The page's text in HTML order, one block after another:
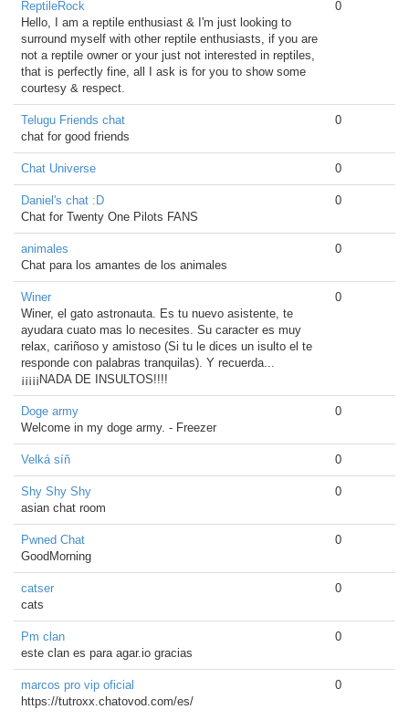
ReptileRock
Hello, I am a reptile enthusiast & I'm just looking to
surround myself with other reptile enthusiasts, if you are
not a reptile owner or your just not interested in reptiles,
that is perfectly fine, all I ask is for you to show some
courtesy & respect.
0
Telugu Friends chat
chat for good friends
0
Chat Universe 0
Daniel's chat :D
Chat for Twenty One Pilots FANS
0
animales
Chat para los amantes de los animales
0
Winer
Winer, el gato astronauta. Es tu nuevo asistente, te
ayudara cuato mas lo necesites. Su caracter es muy
relax, cariñoso y amistoso (Si tu le dices un isulto el te
responde con palabras tranquilas). Y recuerda...
¡¡¡¡¡NADA DE INSULTOS!!!!
0
Doge army
Welcome in my doge army. - Freezer
0
Velká síň 0
Shy Shy Shy
asian chat room
0
Pwned Chat
GoodMorning
0
catser
cats
0
Pm clan
este clan es para agar.io gracias
0
marcos pro vip oficial
https://tutroxx.chatovod.com/es/
0